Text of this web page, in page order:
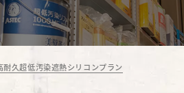
久超低汚染遮熱シリコンプラン